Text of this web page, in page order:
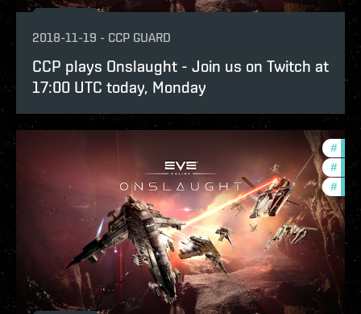
2018-11-19 - CCP GUARD
CCP plays Onslaught - Join us on Twitch at
17:00 UTC today, Monday
#
#
#